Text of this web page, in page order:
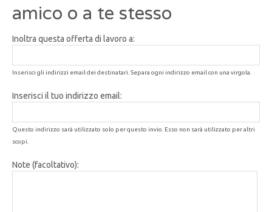
amico o a te stesso
Inoltra questa offerta di lavoro a:
Inserisci gli indirizzi email dei destinatari. Separa ogni indirizzo email con una virgola.
Inserisci il tuo indirizzo email:
Questo indirizzo sarà utilizzato solo per questo invio. Esso non sarà utilizzato per altri
scopi.
Note (facoltativo):